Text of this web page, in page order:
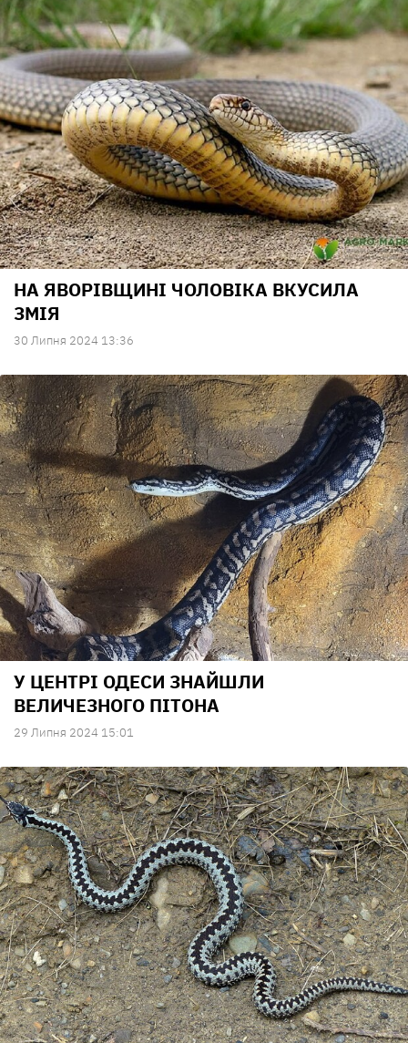
НА ЯВОРІВЩИНІ ЧОЛОВІКА ВКУСИЛА
ЗМІЯ
30 Липня 2024 13:36
У ЦЕНТРІ ОДЕСИ ЗНАЙШЛИ
ВЕЛИЧЕЗНОГО ПІТОНА
29 Липня 2024 15:01